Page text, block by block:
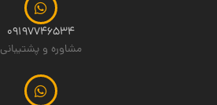
09197746534
مشاوره و پشتیبانی